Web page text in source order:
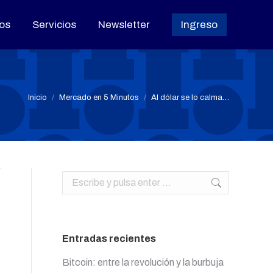
Servicios Newsletter Ingreso
Estás aquí:
Inicio Mercado en 5 Minutos Al dólar se lo calma…
Buscar:
Entradas recientes
Bitcoin: entre la revolución y la burbuja
Servicios Newsletter Ingreso